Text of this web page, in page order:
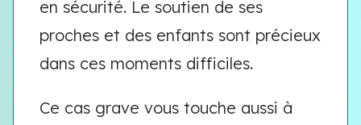
en sécurité. Le soutien de ses
proches et des enfants sont précieux
dans ces moments difficiles.
Ce cas grave vous touche aussi à